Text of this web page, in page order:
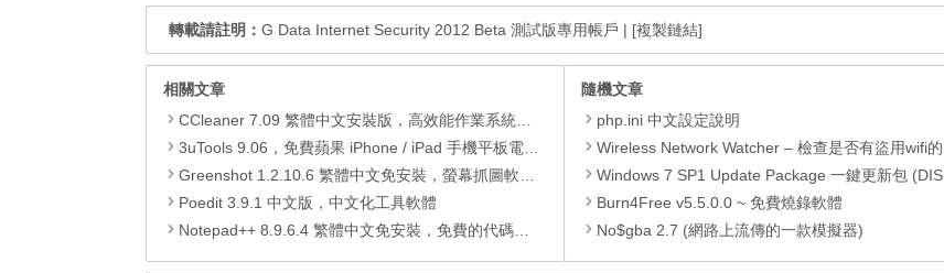
轉載請註明： G Data Internet Security 2012 Beta 測試版專用帳戶 | [複製鏈結]
相關文章
CCleaner 7.09 繁體中文安裝版，高效能作業系統清理軟體
3uTools 9.06，免費蘋果 iPhone / iPad 手機平板電腦管理備份還原軟體
Greenshot 1.2.10.6 繁體中文免安裝，螢幕抓圖軟體，1.3.315 安裝版
Poedit 3.9.1 中文版，中文化工具軟體
Notepad++ 8.9.6.4 繁體中文免安裝，免費的代碼編輯器
隨機文章
php.ini 中文設定說明
Wireless Network Watcher – 檢查是否有盜用wifi的蹭網者
Windows 7 SP1 Update Package 一鍵更新包 (DISM) (至2019.05)
Burn4Free v5.5.0.0 ~ 免費燒錄軟體
No$gba 2.7 (網路上流傳的一款模擬器)